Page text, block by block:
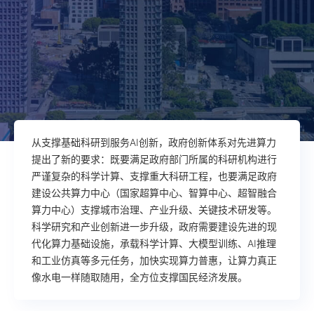
从支撑基础科研到服务AI创新，政府创新体系对先进算力
提出了新的要求：既要满足政府部门所属的科研机构进行
严谨复杂的科学计算、支撑重大科研工程，也要满足政府
建设公共算力中心（国家超算中心、智算中心、超智融合
算力中心）支撑城市治理、产业升级、关键技术研发等。
科学研究和产业创新进一步升级，政府需要建设先进的现
代化算力基础设施，承载科学计算、大模型训练、AI推理
和工业仿真等多元任务，加快实现算力普惠，让算力真正
像水电一样随取随用，全方位支撑国民经济发展。